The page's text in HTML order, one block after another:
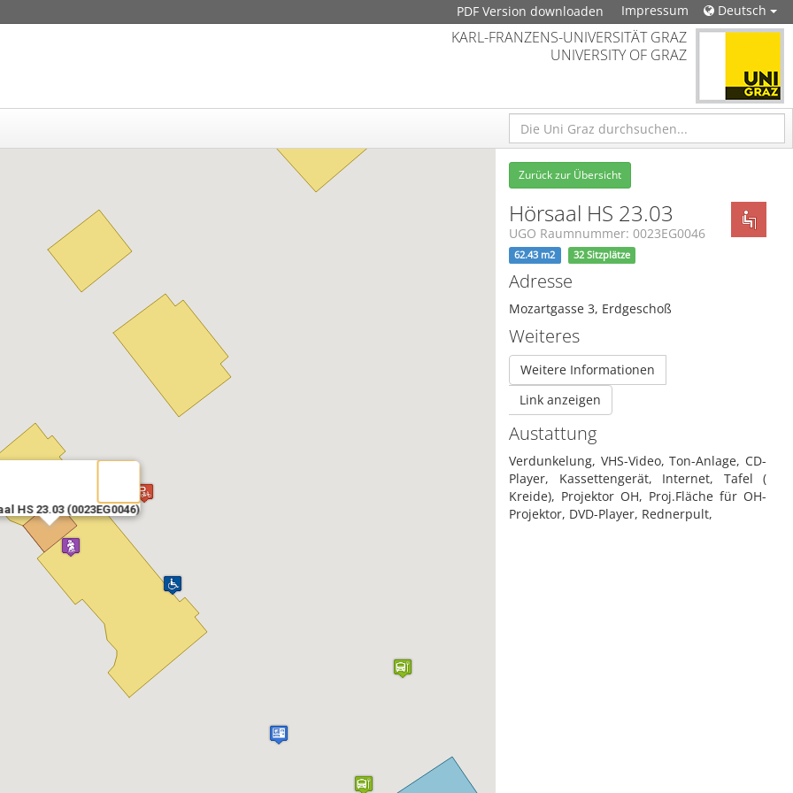
PDF Version downloaden Impressum Deutsch
KARL-FRANZENS-UNIVERSITÄT GRAZ
UNIVERSITY OF GRAZ
HS 23.03 (0023EG0046)
Zurück zur Übersicht
Hörsaal HS 23.03
UGO Raumnummer: 0023EG0046
62.43 m2 32 Sitzplätze
Adresse
Mozartgasse 3, Erdgeschoß
Weiteres
Weitere Informationen
Link anzeigen
Austattung
Verdunkelung, VHS-Video, Ton-Anlage, CD-
Player, Kassettengerät, Internet, Tafel (
Kreide), Projektor OH, Proj.Fläche für OH-
Projektor, DVD-Player, Rednerpult,